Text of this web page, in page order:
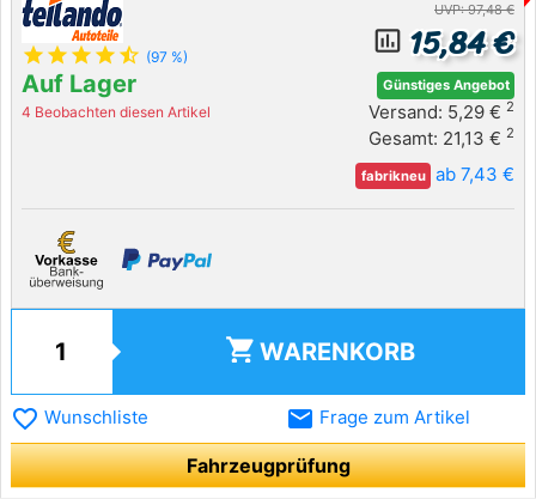
star star star star star_half (97 %)
Auf Lager
4 Beobachten diesen Artikel
UVP: 97,48 €
insert_chart_outlined 15,84 €
Günstiges Angebot
Versand: 5,29 € 2
Gesamt: 21,13 € 2
fabrikneu ab 7,43 €
shopping_cart WARENKORB
favorite_border Wunschliste email Frage zum Artikel
Fahrzeugprüfung